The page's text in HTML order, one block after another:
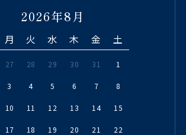
2026年8月
月 火 水 木 金 土
27 28 29 30 31 1
3 4 5 6 7 8
10 11 12 13 14 15
17 18 19 20 21 22